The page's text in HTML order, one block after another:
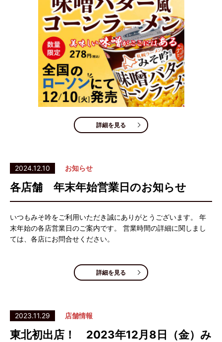
詳細を見る
2024.12.10 お知らせ
各店舗 年末年始営業日のお知らせ
いつもみそ吟をご利用いただき誠にありがとうございます。 年
末年始の各店営業日のご案内です。 営業時間の詳細に関しまし
ては、各店にお問合せください。
詳細を見る
2023.11.29 店舗情報
東北初出店！ 2023年12月8日（金）み